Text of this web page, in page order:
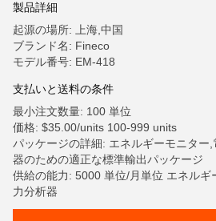
製品詳細
起源の場所: 上海,中国
ブランド名: Fineco
モデル番号: EM-418
支払いと送料の条件
最小注文数量: 100 単位
価格: $35.00/units 100-999 units
パッケージの詳細: エネルギーモニター
器のための適正な標準輸出パッケージ
供給の能力: 5000 単位/月単位 エネルギ
力分析器